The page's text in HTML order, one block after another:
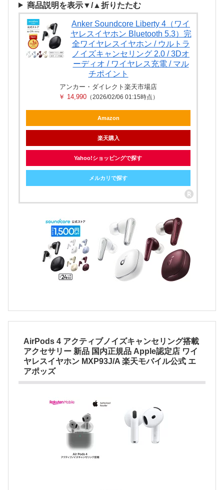
商品説明を表示▼/▲折りたたむ
Anker Soundcore Liberty 4（ワイ
ヤレスイヤホン Bluetooth 5.3）完
全ワイヤレスイヤホン / ウルトラ
ノイズキャンセリング 2.0 / 3Dオ
ーディオ / ワイヤレス充電 / マル
チポイント
アンカー・ダイレクト楽天市場店
￥ 14,990（2026/02/06 01:15時点）
Amazon
楽天購入
Yahoo!ショッピングで探す
メルカリで探す
AirPods 4 アクティブノイズキャンセリング搭載
アクセサリー 新品 国内正規品 Apple認定店 ワイ
ヤレスイヤホン MXP93J/A 楽天モバイル公式 エ
アポッズ